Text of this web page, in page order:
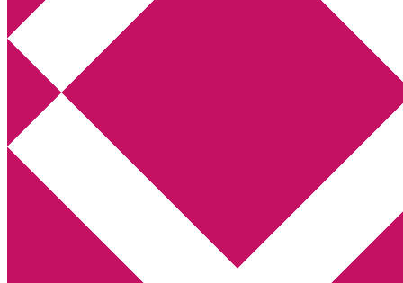
Annikas litteratur- och kulturblogg
Deckare, kriminalromaner, thrillers
Hem
Boktolva
Författarfemman
Kontakt
Webbshop Amazon